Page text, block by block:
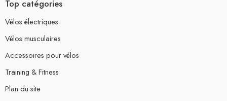
Top catégories
Vélos électriques
Vélos musculaires
Accessoires pour vélos
Training & Fitness
Plan du site